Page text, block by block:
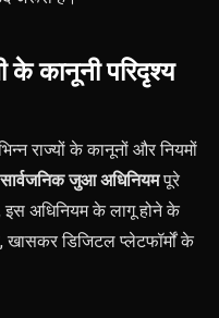
कानूनी परिदृश्य
राज्यों के कानूनों और नियमों
जुआ अधिनियमपूरे
अधिनियम के लागू होने के
खासकर डिजिटल प्लेटफॉर्मों के